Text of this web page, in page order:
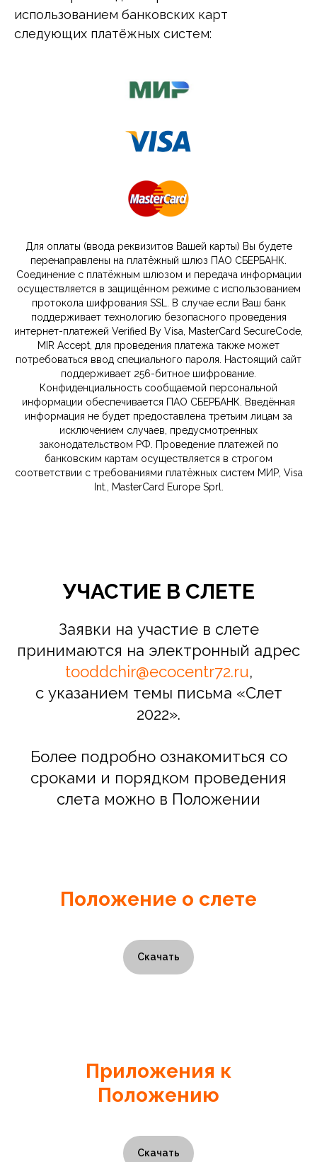
использованием банковских карт
следующих платёжных систем:
Для оплаты (ввода реквизитов Вашей карты) Вы будете
перенаправлены на платёжный шлюз ПАО СБЕРБАНК.
Соединение с платёжным шлюзом и передача информации
осуществляется в защищённом режиме с использованием
протокола шифрования SSL. В случае если Ваш банк
поддерживает технологию безопасного проведения
интернет-платежей Verified By Visa, MasterCard SecureCode,
MIR Accept, для проведения платежа также может
потребоваться ввод специального пароля. Настоящий сайт
поддерживает 256-битное шифрование.
Конфиденциальность сообщаемой персональной
информации обеспечивается ПАО СБЕРБАНК. Введённая
информация не будет предоставлена третьим лицам за
исключением случаев, предусмотренных
законодательством РФ. Проведение платежей по
банковским картам осуществляется в строгом
соответствии с требованиями платёжных систем МИР, Visa
Int., MasterCard Europe Sprl.
УЧАСТИЕ В СЛЕТЕ
Заявки на участие в слете
принимаются на электронный адрес
tooddchir@ecocentr72.ru,
с указанием темы письма «Слет
2022».
Более подробно ознакомиться со
сроками и порядком проведения
слета можно в Положении
Положение о слете
Скачать
Приложения к
Положению
Скачать